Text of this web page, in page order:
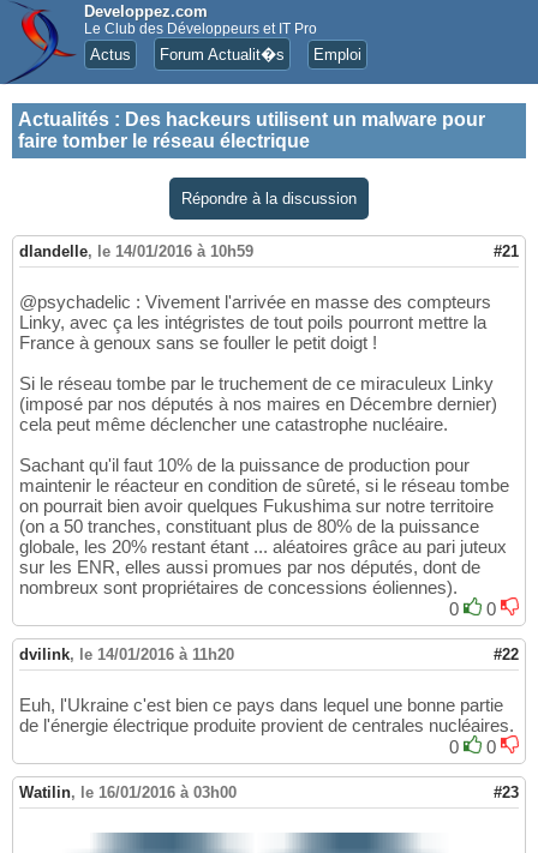
Developpez.com
Le Club des Développeurs et IT Pro
Actus Forum Actualit�s Emploi
Actualités : Des hackeurs utilisent un malware pour
faire tomber le réseau électrique
Répondre à la discussion
dlandelle, le 14/01/2016 à 10h59 #21
@psychadelic : Vivement l'arrivée en masse des compteurs
Linky, avec ça les intégristes de tout poils pourront mettre la
France à genoux sans se fouller le petit doigt !
Si le réseau tombe par le truchement de ce miraculeux Linky
(imposé par nos députés à nos maires en Décembre dernier)
cela peut même déclencher une catastrophe nucléaire.
Sachant qu'il faut 10% de la puissance de production pour
maintenir le réacteur en condition de sûreté, si le réseau tombe
on pourrait bien avoir quelques Fukushima sur notre territoire
(on a 50 tranches, constituant plus de 80% de la puissance
globale, les 20% restant étant ... aléatoires grâce au pari juteux
sur les ENR, elles aussi promues par nos députés, dont de
nombreux sont propriétaires de concessions éoliennes).
0
0
dvilink, le 14/01/2016 à 11h20 #22
Euh, l'Ukraine c'est bien ce pays dans lequel une bonne partie
de l'énergie électrique produite provient de centrales nucléaires.
0
0
Watilin, le 16/01/2016 à 03h00 #23